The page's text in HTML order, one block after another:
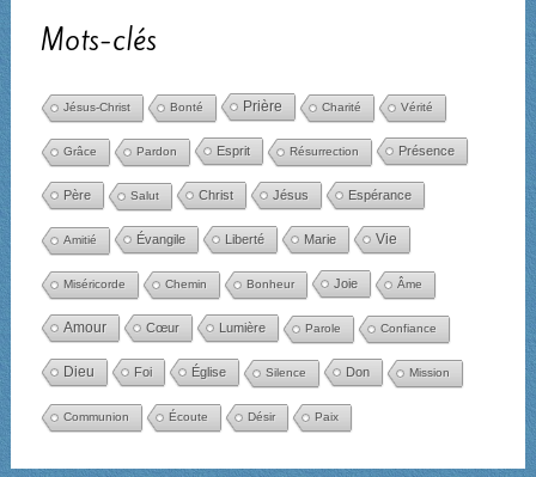
Mots-clés
Jésus-Christ Bonté Prière Charité Vérité
Grâce Pardon Esprit Résurrection Présence
Père Salut Christ Jésus Espérance
Amitié Évangile Liberté Marie Vie
Miséricorde Chemin Bonheur Joie Âme
Amour Cœur Lumière Parole Confiance
Dieu Foi Église Silence Don Mission
Communion Écoute Désir Paix